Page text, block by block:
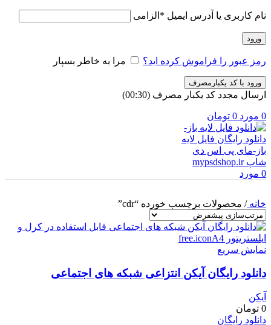
نام کاربری یا آدرس ایمیل * الزامی
ورود
رمز عبور را فراموش کرده اید؟ مرا به خاطر بسپار
ورود با کد یکبارمصرف
ارسال مجدد کد یکبار مصرف (00:
30
)
0 مورد 0 تومان
0 مورد
خانه/ محصولات برچسب خورده “cdr”
نمایش سریع
دانلود رایگان آیکن انتزاعی شبکه های اجتماعی
آیکن
0 تومان
دانلود رایگان